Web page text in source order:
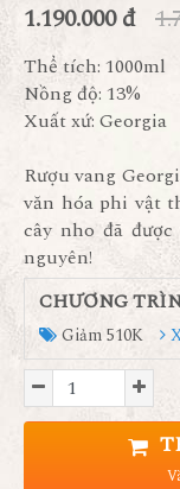
1.190.000 đ
Thể tích: 1000ml
Nồng độ: 13%
Xuất xứ: Georgia
Rượu vang
văn hóa phi vật
cây nho đã
nguyên!
CHƯƠNG
Giảm 510K